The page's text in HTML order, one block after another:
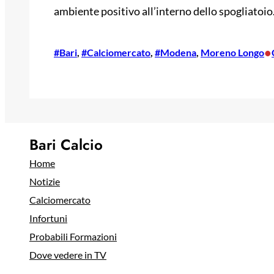
ambiente positivo all’interno dello spogliatoio.
#Bari, #Calciomercato, #Modena, Moreno Longo•
Bari Calcio
Home
Notizie
Calciomercato
Infortuni
Probabili Formazioni
Dove vedere in TV